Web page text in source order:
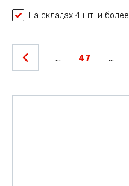
На складах 4 шт. и более
... 47 ...